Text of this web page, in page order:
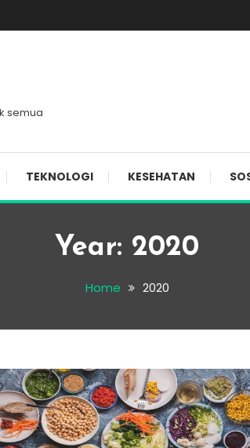
semua
TEKNOLOGI KESEHATAN
Year: 2020
Home 2020